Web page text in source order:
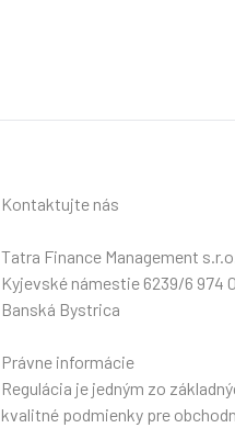
Kontaktujte nás
Tatra Finance Management
Kyjevské námestie 6239/6 974
Banská Bystrica
Právne informácie
Regulácia je jedným zo
kvalitné podmienky pre